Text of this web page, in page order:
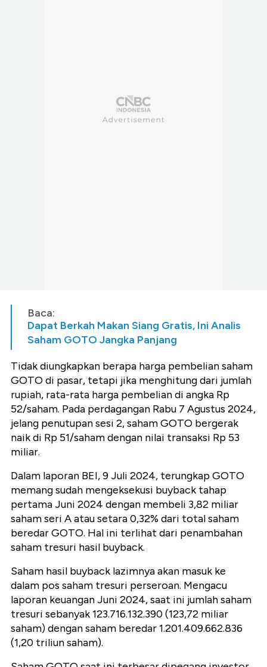
Baca:
Dapat Berkah Makan Siang Gratis, Ini Analis
Saham GOTO Jangka Panjang
Tidak diungkapkan berapa harga pembelian saham
GOTO di pasar, tetapi jika menghitung dari jumlah
rupiah, rata-rata harga pembelian di angka Rp
52/saham. Pada perdagangan Rabu 7 Agustus 2024,
jelang penutupan sesi 2, saham GOTO bergerak
naik di Rp 51/saham dengan nilai transaksi Rp 53
miliar.
Dalam laporan BEI, 9 Juli 2024, terungkap GOTO
memang sudah mengeksekusi buyback tahap
pertama Juni 2024 dengan membeli 3,82 miliar
saham seri A atau setara 0,32% dari total saham
beredar GOTO. Hal ini terlihat dari penambahan
saham tresuri hasil buyback.
Saham hasil buyback lazimnya akan masuk ke
dalam pos saham tresuri perseroan. Mengacu
laporan keuangan Juni 2024, saat ini jumlah saham
tresuri sebanyak 123.716.132.390 (123,72 miliar
saham) dengan saham beredar 1.201.409.662.836
(1,20 triliun saham).